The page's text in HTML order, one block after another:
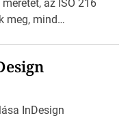
az ISO 216
meg, mind
Az amerikai és
216 nem
C0-tól […]
InDesign